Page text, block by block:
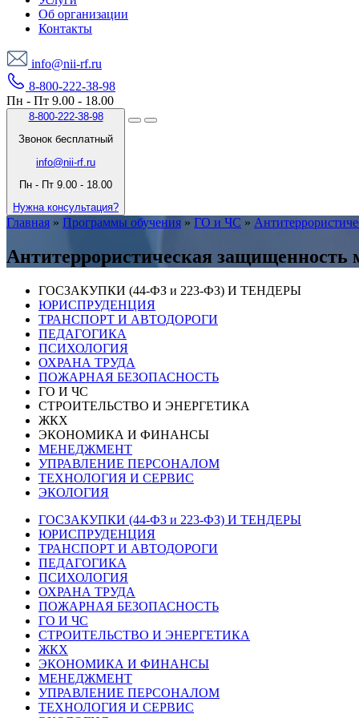
Об организации
Контакты
info@nii-rf.ru
8-800-222-38-98
Пн - Пт 9.00 - 18.00
8-800-222-38-98
Звонок бесплатный
info@nii-rf.ru
Пн - Пт 9.00 - 18.00
Нужна консультация?
Главная » Программы обучения » ГО и ЧС »
Антитеррористическая защищенность
ГОСЗАКУПКИ (44-ФЗ и 223-ФЗ) И ТЕНДЕРЫ
ЮРИСПРУДЕНЦИЯ
ТРАНСПОРТ И АВТОДОРОГИ
ПЕДАГОГИКА
ПСИХОЛОГИЯ
ОХРАНА ТРУДА
ПОЖАРНАЯ БЕЗОПАСНОСТЬ
ГО И ЧС
СТРОИТЕЛЬСТВО И ЭНЕРГЕТИКА
ЖКХ
ЭКОНОМИКА И ФИНАНСЫ
МЕНЕДЖМЕНТ
УПРАВЛЕНИЕ ПЕРСОНАЛОМ
ТЕХНОЛОГИЯ И СЕРВИС
ЭКОЛОГИЯ
ГОСЗАКУПКИ (44-ФЗ и 223-ФЗ) И ТЕНДЕРЫ
ЮРИСПРУДЕНЦИЯ
ТРАНСПОРТ И АВТОДОРОГИ
ПЕДАГОГИКА
ПСИХОЛОГИЯ
ОХРАНА ТРУДА
ПОЖАРНАЯ БЕЗОПАСНОСТЬ
ГО И ЧС
СТРОИТЕЛЬСТВО И ЭНЕРГЕТИКА
ЖКХ
ЭКОНОМИКА И ФИНАНСЫ
МЕНЕДЖМЕНТ
УПРАВЛЕНИЕ ПЕРСОНАЛОМ
ТЕХНОЛОГИЯ И СЕРВИС